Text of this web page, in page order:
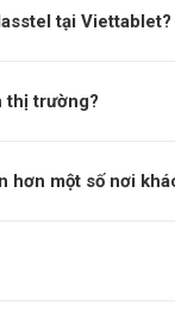
Máy tính bảng
năm 2010,
tại Viettablet?
thị trường?
hơn một số nơi